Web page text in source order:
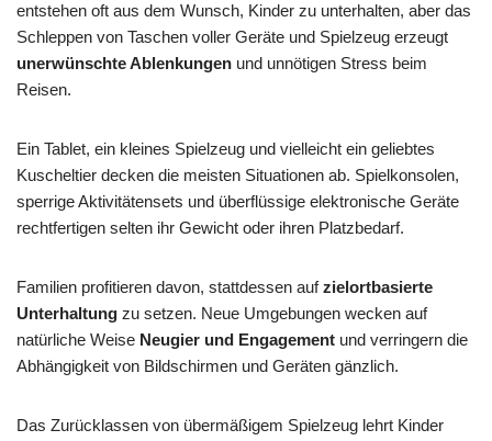
entstehen oft aus dem Wunsch, Kinder zu unterhalten, aber das
Schleppen von Taschen voller Geräte und Spielzeug erzeugt
unerwünschte Ablenkungen und unnötigen Stress beim
Reisen.
Ein Tablet, ein kleines Spielzeug und vielleicht ein geliebtes
Kuscheltier decken die meisten Situationen ab. Spielkonsolen,
sperrige Aktivitätensets und überflüssige elektronische Geräte
rechtfertigen selten ihr Gewicht oder ihren Platzbedarf.
Familien profitieren davon, stattdessen aufzielortbasierte
Unterhaltung zu setzen. Neue Umgebungen wecken auf
natürliche Weise Neugier und Engagement und verringern die
Abhängigkeit von Bildschirmen und Geräten gänzlich.
Das Zurücklassen von übermäßigem Spielzeug lehrt Kinder